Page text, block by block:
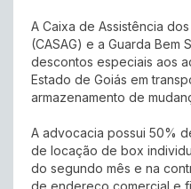
A Caixa de Assistência
(CASAG) e a Guarda Bem
descontos especiais aos
Estado de Goiás em
armazenamento de
A advocacia possui 50%
de locação de box
do segundo mês e na